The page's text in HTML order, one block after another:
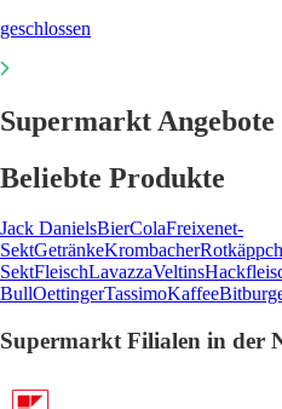
geschlossen
Supermarkt
Beliebte Produkte
Jack DanielsBierColaFreixenet-
SektGetränkeKrombacher
SektFleischLavazzaVeltins
BullOettingerTassimoKaffee
Supermarkt Filialen in der